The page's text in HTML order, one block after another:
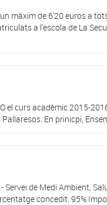
màxim de 6'20 euros a
a l'escola de La
el curs acadèmic 2015-
En prinicpi,
de Medi Ambient,
concedit: 95%